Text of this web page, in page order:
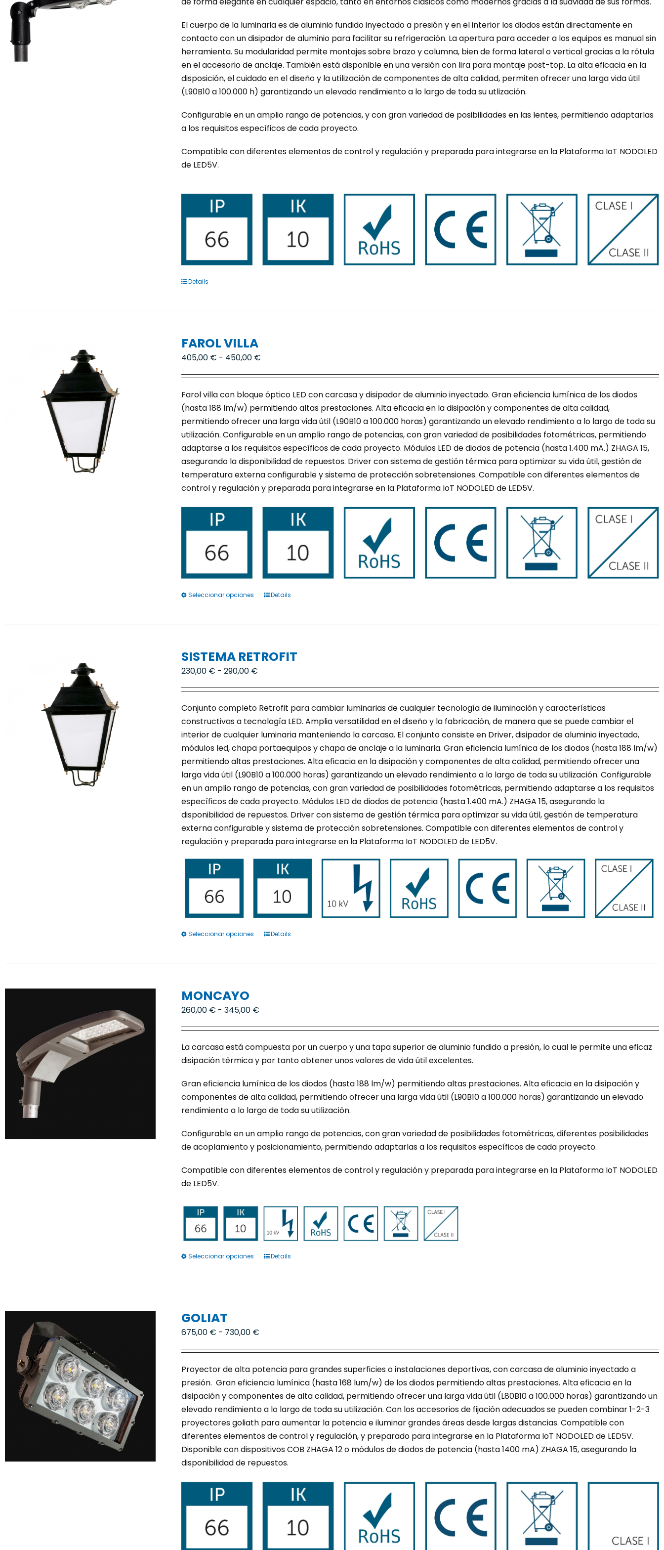
Contacto
El cuerpo de la luminaria es de aluminio fundido inyectado a presión y en el interior los diodos están directamente en
contacto con un disipador de aluminio para facilitar su refrigeración. La apertura para acceder a los equipos es manual sin
herramienta. Su modularidad permite montajes sobre brazo y columna, bien de forma lateral o vertical gracias a la rótula
en el accesorio de anclaje. También está disponible en una versión con lira para montaje post-top. La alta eficacia en la
disposición, el cuidado en el diseño y la utilización de componentes de alta calidad, permiten ofrecer una larga vida útil
(L90B10 a 100.000 h) garantizando un elevado rendimiento a lo largo de toda su utlización.
Configurable en un amplio rango de potencias, y con gran variedad de posibilidades en las lentes, permitiendo adaptarlas
a los requisitos específicos de cada proyecto.
Compatible con diferentes elementos de control y regulación y preparada para integrarse en la Plataforma IoT NODOLED
de LED5V.
Details
FAROL VILLA
405,00 € - 450,00 €
desde
405,00 €
hasta
450,00 €
Farol villa con bloque óptico LED con carcasa y disipador de aluminio inyectado. Gran eficiencia lumínica de los diodos
(hasta 188 lm/w) permitiendo altas prestaciones. Alta eficacia en la disipación y componentes de alta calidad,
permitiendo ofrecer una larga vida útil (L90B10 a 100.000 horas) garantizando un elevado rendimiento a lo largo de toda su
utilización. Configurable en un amplio rango de potencias, con gran variedad de posibilidades fotométricas, permitiendo
adaptarse a los requisitos específicos de cada proyecto. Módulos LED de diodos de potencia (hasta 1.400 mA.) ZHAGA 15,
asegurando la disponibilidad de repuestos. Driver con sistema de gestión térmica para optimizar su vida útil, gestión de
temperatura externa configurable y sistema de protección sobretensiones. Compatible con diferentes elementos de
control y regulación y preparada para integrarse en la Plataforma IoT NODOLED de LED5V.
Seleccionar opciones
Este
variantes.
Las
se
pueden
elegir
en
la
página
de
producto
Details
SISTEMA RETROFIT
230,00 € - 290,00 €
desde
230,00 €
hasta
290,00 €
Conjunto completo Retrofit para cambiar luminarias de cualquier tecnología de iluminación y características
constructivas a tecnología LED. Amplia versatilidad en el diseño y la fabricación, de manera que se puede cambiar el
interior de cualquier luminaria manteniendo la carcasa. El conjunto consiste en Driver, disipador de aluminio inyectado,
módulos led, chapa portaequipos y chapa de anclaje a la luminaria. Gran eficiencia lumínica de los diodos (hasta 188 lm/w)
permitiendo altas prestaciones. Alta eficacia en la disipación y componentes de alta calidad, permitiendo ofrecer una
larga vida útil (L90B10 a 100.000 horas) garantizando un elevado rendimiento a lo largo de toda su utilización. Configurable
en un amplio rango de potencias, con gran variedad de posibilidades fotométricas, permitiendo adaptarse a los requisitos
específicos de cada proyecto. Módulos LED de diodos de potencia (hasta 1.400 mA.) ZHAGA 15, asegurando la
disponibilidad de repuestos. Driver con sistema de gestión térmica para optimizar su vida útil, gestión de temperatura
externa configurable y sistema de protección sobretensiones. Compatible con diferentes elementos de control y
regulación y preparada para integrarse en la Plataforma IoT NODOLED de LED5V.
Seleccionar opciones
Este
se
pueden
elegir
la
página
de
Details
MONCAYO
260,00 € - 345,00 €
desde
260,00 €
345,00 €
La carcasa está compuesta por un cuerpo y una tapa superior de aluminio fundido a presión, lo cual le permite una eficaz
disipación térmica y por tanto obtener unos valores de vida útil excelentes.
Gran eficiencia lumínica de los diodos (hasta 188 lm/w) permitiendo altas prestaciones. Alta eficacia en la disipación y
componentes de alta calidad, permitiendo ofrecer una larga vida útil (L90B10 a 100.000 horas) garantizando un elevado
rendimiento a lo largo de toda su utilización.
Configurable en un amplio rango de potencias, con gran variedad de posibilidades fotométricas, diferentes posibilidades
de acoplamiento y posicionamiento, permitiendo adaptarlas a los requisitos específicos de cada proyecto.
Compatible con diferentes elementos de control y regulación y preparada para integrarse en la Plataforma IoT NODOLED
de LED5V.
Seleccionar opciones
Este
se
pueden
elegir
en
la
página
de
producto
Details
GOLIAT
675,00 € - 730,00 €
desde
675,00 €
hasta
730,00 €
Proyector de alta potencia para grandes superficies o instalaciones deportivas, con carcasa de aluminio inyectado a
presión. Gran eficiencia lumínica (hasta 168 lum/w) de los diodos permitiendo altas prestaciones. Alta eficacia en la
disipación y componentes de alta calidad, permitiendo ofrecer una larga vida útil (L80B10 a 100.000 horas) garantizando un
elevado rendimiento a lo largo de toda su utilización. Con los accesorios de fijación adecuados se pueden combinar 1-2-3
proyectores goliath para aumentar la potencia e iluminar grandes áreas desde largas distancias. Compatible con
diferentes elementos de control y regulación, y preparado para integrarse en la Plataforma IoT NODOLED de LED5V.
Disponible con dispositivos COB ZHAGA 12 o módulos de diodos de potencia (hasta 1400 mA) ZHAGA 15, asegurando la
disponibilidad de repuestos.